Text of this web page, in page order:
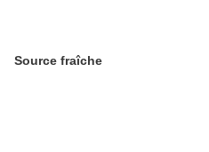
Source fraîche